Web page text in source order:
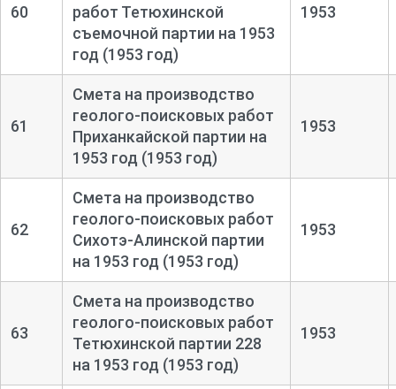
60
работ Тетюхинской
съемочной партии на 1953
год (1953 год)
1953
61
Смета на производство
геолого-поисковых работ
Приханкайской партии на
1953 год (1953 год)
1953
62
Смета на производство
геолого-поисковых работ
Сихотэ-Алинской партии
на 1953 год (1953 год)
1953
63
Смета на производство
геолого-поисковых работ
Тетюхинской партии 228
на 1953 год (1953 год)
1953